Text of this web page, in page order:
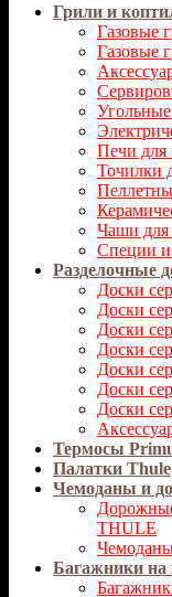
Грили и
Газовые
Газовые
Печи
Точилки
Чаши для
Специи
Разделочные
Доски
Доски
Доски
Доски
Доски
Доски
Доски
Термосы
Палатки Thule
Чемоданы и
THULE
Багажники